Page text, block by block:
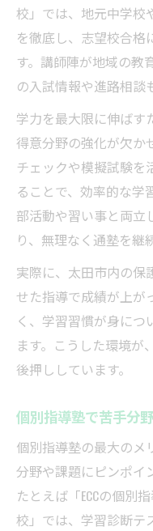
校」では、地元中学校
を徹底し、志望校合格
す。講師陣が地域の教
の入試情報や進路相談
学力を最大限に伸ばす
得意分野の強化が欠か
チェックや模擬試験を
ることで、効率的な学
部活動や習い事と両立
り、無理なく通塾を継
実際に、太田市内の保
せた指導で成績が上が
く、学習習慣が身につ
ます。こうした環境が
後押ししています。
個別指導塾で苦手分
個別指導塾の最大のメ
分野や課題にピンポイ
たとえば「ECCの個別
校」では、学習診断テ